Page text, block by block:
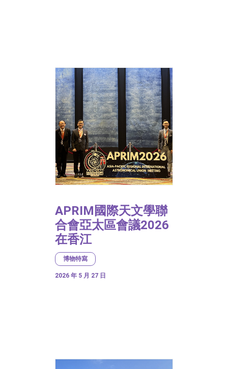
APRIM國際天文學聯
合會亞太區會議2026
在香江
博物特寫
2026 年 5 月 27 日